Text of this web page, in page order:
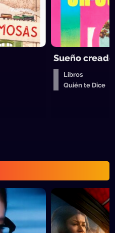
Sueño
Libros
Quién te Dice